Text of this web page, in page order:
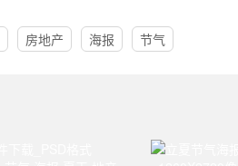
房地产 海报 节气